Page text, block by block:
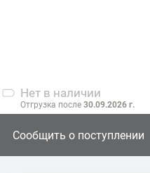
Нет в наличии
Отгрузка после 30.09.2026 г.
Сообщить о поступлении